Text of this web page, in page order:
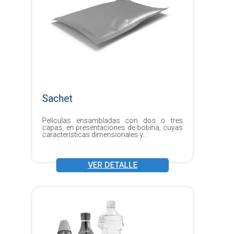
Sachet
Películas ensambladas con dos o tres
capas, en presentaciones de bobina, cuyas
características dimensionales y...
VER DETALLE